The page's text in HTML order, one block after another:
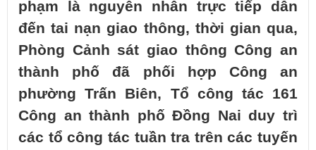
phạm là nguyên nhân trực tiếp dẫn
đến tai nạn giao thông, thời gian qua,
Phòng Cảnh sát giao thông Công an
thành phố đã phối hợp Công an
phường Trấn Biên, Tổ công tác 161
Công an thành phố Đồng Nai duy trì
các tổ công tác tuần tra trên các tuyến